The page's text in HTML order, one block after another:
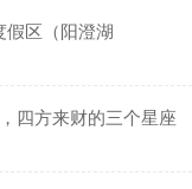
区（阳澄湖
四方来财的三个星座